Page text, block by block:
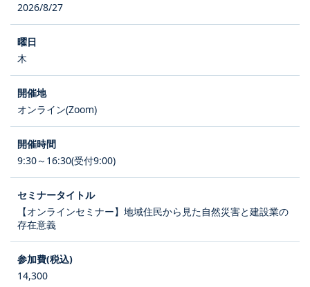
2026/8/27
木
オンライン(Zoom)
9:30～16:30(受付9:00)
【オンラインセミナー】地域住民から見た自然災害と建設業の
存在意義
14,300